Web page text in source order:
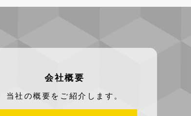
会社概要
当社の概要をご紹介します。